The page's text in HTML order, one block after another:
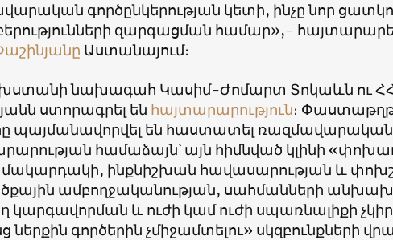
գործընկերության կետի, ինչը նոր
զարգացման համար»,-
Աստանայում։
նախագահ Կասիմ-Ժոմարտ Տոկաևն ու ՀՀ
ստորագրել են հայտարարություն։
պայմանավորվել են հաստատել ռազմավարական
համաձայն՝ այն հիմնված կլինի
մակարդակի, ինքնիշխան հավասարության և
ամբողջականության, սահմանների
և ուժի կամ ուժի սպառնալիքի
ներքին գործերին չմիջամտելու» սկզբունքների